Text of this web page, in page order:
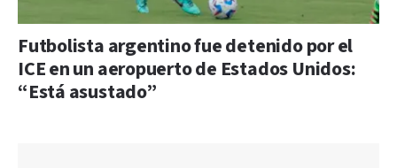
Futbolista argentino fue detenido por el
ICE en un aeropuerto de Estados Unidos:
“Está asustado”